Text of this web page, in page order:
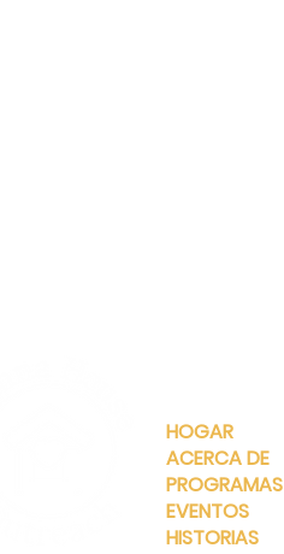
HOGAR
ACERCA DE
PROGRAMAS
EVENTOS
HISTORIAS